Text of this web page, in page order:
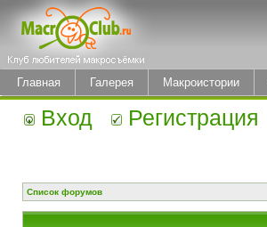
Главная Галерея Макроистории
Вход Регистрация
Список форумов